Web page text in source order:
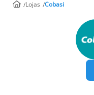
Lojas Cobasi